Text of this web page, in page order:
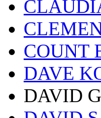
COUNT
DAVE
DAVID